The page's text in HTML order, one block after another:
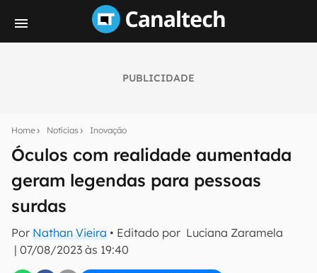
PUBLICIDADE
Home Notícias Inovação
Óculos com realidade aumentada
geram legendas para pessoas
surdas
Por Nathan Vieira • Editado por Luciana Zaramela
| 07/08/2023 às 19:40
notícias e reviews sobre tecnologia em primeira
mão.
E-mail
inscreva-se